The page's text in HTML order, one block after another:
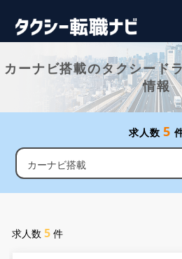
カーナビ搭載のタクシード
情報
求人数 5
カーナビ搭載
求人数5 件